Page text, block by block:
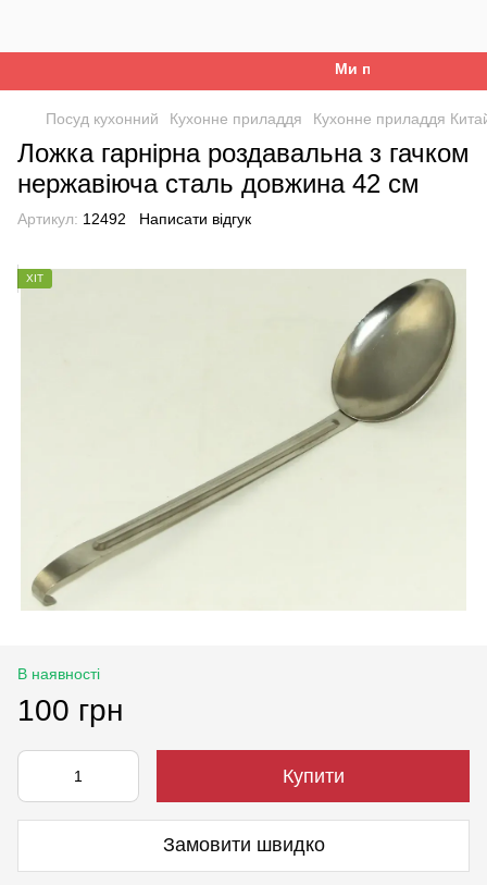
Ми працюємо. Все
Посуд кухонний Кухонне приладдя Кухонне приладдя
Ложка гарнірна роздавальна з гачком
нержавіюча сталь довжина 42 см
Артикул: 12492 Написати відгук
ХІТ
В наявності
100 грн
Купити
Замовити швидко